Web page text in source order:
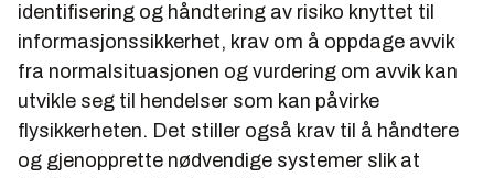
identifisering og håndtering av risiko knyttet til
informasjonssikkerhet, krav om å oppdage avvik
fra normalsituasjonen og vurdering om avvik kan
utvikle seg til hendelser som kan påvirke
flysikkerheten. Det stiller også krav til å håndtere
og gjenopprette nødvendige systemer slik at